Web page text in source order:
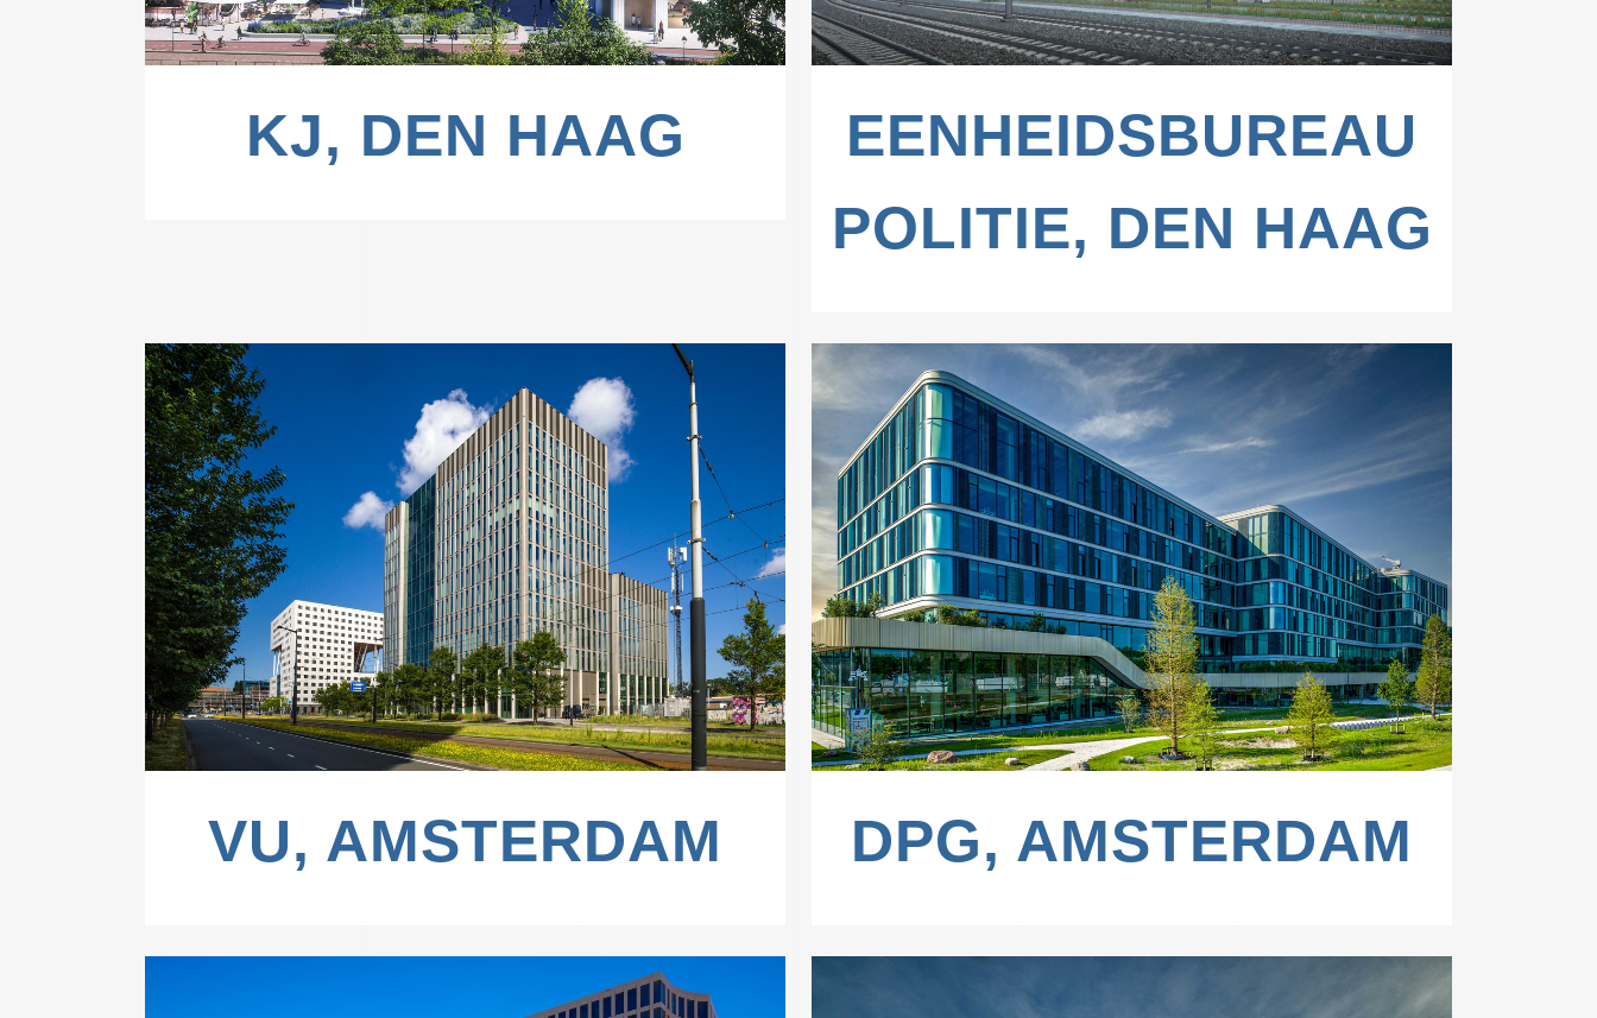
KJ, DEN HAAG
EENHEIDSBUREAU
POLITIE, DEN HAAG
ZOOM VIEW
VU, AMSTERDAM
ZOOM VIEW
DPG, AMSTERDAM